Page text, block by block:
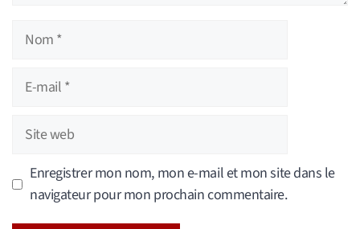
Nom
Site
web
Enregistrer mon nom, mon e-mail et mon site dans le
navigateur pour mon prochain commentaire.